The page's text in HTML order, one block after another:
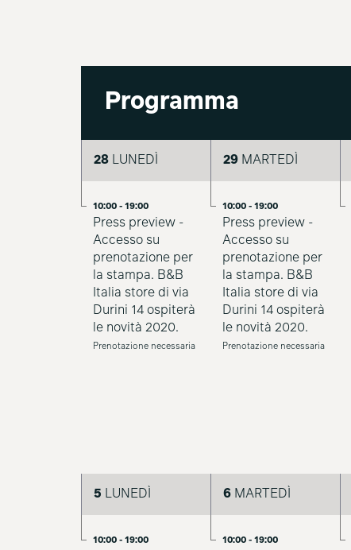
Programma
28 LUNEDÌ
10:00 - 19:00
Press preview -
Accesso su
prenotazione per
la stampa. B&B
Italia store di via
Durini 14 ospiterà
le novità 2020.
Prenotazione necessaria
29MARTEDÌ
10:00 - 19:00
Press preview -
Accesso su
prenotazione per
la stampa. B&B
Italia store di via
Durini 14 ospiterà
le novità 2020.
Prenotazione necessaria
5 LUNEDÌ
10:00 - 19:00
6MARTEDÌ
10:00 - 19:00